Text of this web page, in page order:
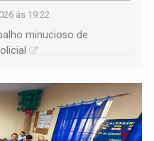
às 19:22
minucioso de